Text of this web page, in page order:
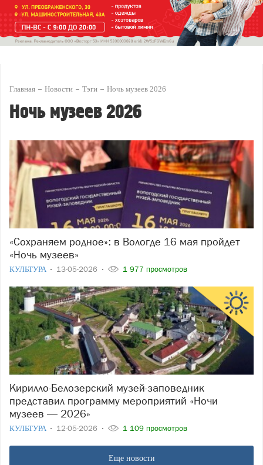
Главная Новости Тэги Ночь музеев 2026
Ночь музеев 2026
«Сохраняем родное»: в Вологде 16 мая пройдет
«Ночь музеев»
КУЛЬТУРА 13-05-2026 1 977 просмотров
Кирилло-Белозерский музей-заповедник
представил программу мероприятий «Ночи
музеев — 2026»
КУЛЬТУРА 12-05-2026 1 109 просмотров
Еще новости